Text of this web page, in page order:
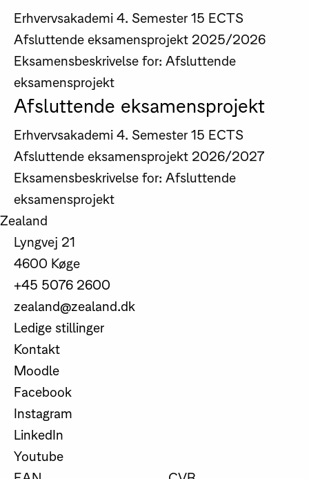
Erhvervsakademi 4. Semester 15 ECTS
Afsluttende eksamensprojekt 2025/2026
Eksamensbeskrivelse for: Afsluttende
eksamensprojekt
Afsluttende eksamensprojekt
Erhvervsakademi 4. Semester 15 ECTS
Afsluttende eksamensprojekt 2026/2027
Eksamensbeskrivelse for: Afsluttende
eksamensprojekt
Zealand
Lyngvej 21
4600 Køge
+45 5076 2600
zealand@zealand.dk
Ledige stillinger
Kontakt
Moodle
Facebook
Instagram
LinkedIn
Youtube